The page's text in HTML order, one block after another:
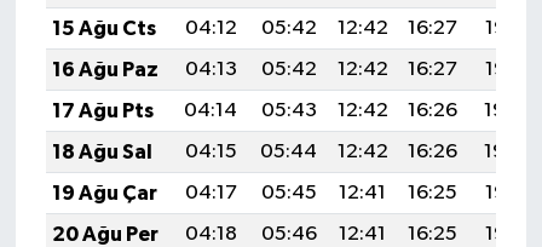
15 Ağu Cts
04:12 05:42 12:42 16:27
19:33
16 Ağu Paz
04:13 05:42 12:42 16:27
19:32
17 Ağu Pts
04:14 05:43 12:42 16:26
19:30
18 Ağu Sal
04:15 05:44 12:42 16:26
19:29
19 Ağu Çar
04:17 05:45 12:41 16:25
19:28
20 Ağu Per
04:18 05:46 12:41 16:25
19:27